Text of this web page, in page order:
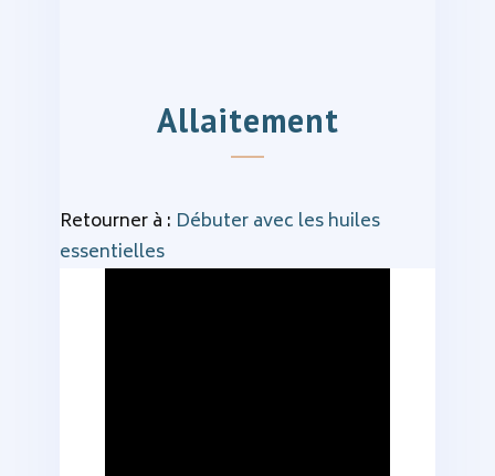
Allaitement
Retourner à : Débuter avec les huiles
essentielles